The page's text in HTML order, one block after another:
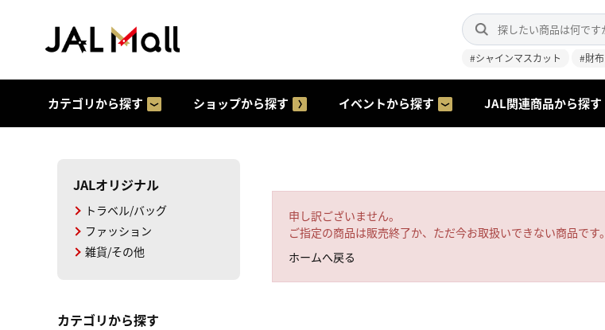
#シャインマスカット #財布
カテゴリから探す ショップから探す イベントから探す JAL関連商品から探す
JALオリジナル
トラベル/バッグ
ファッション
雑貨/その他
カテゴリから探す
申し訳ございません。
ご指定の商品は販売終了か、ただ今お取扱いできない商品です。
ホームへ戻る